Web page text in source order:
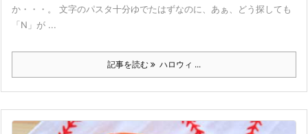
か・・・。 文字のパスタ十分ゆでたはずなのに、あぁ、どう探しても
「N」が ...
記事を読む ハロウィ ...